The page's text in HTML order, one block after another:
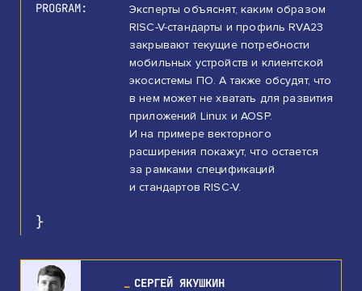
PROGRAM
Эксперты объяснят, каким образом
RISC-V-стандарты и профиль RVA23
закрывают текущие потребности
мобильных устройств и клиентской
экосистемы ПО. А также обсудят, что
в нем может не хватать для развития
приложений Linux и AOSP.
И на примере векторного
расширения покажут, что остается
за рамками спецификаций
и стандартов RISC-V.
СЕРГЕЙ ЯКУШКИН